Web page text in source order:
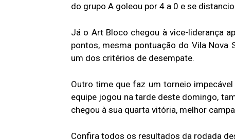
do grupo A goleou por 4 a 0 e se
Já o Art Bloco chegou à vice-liderança
pontos, mesma pontuação do Vila Nova
um dos critérios de desempate.
Outro time que faz um torneio
equipe jogou na tarde deste domingo,
chegou à sua quarta vitória, melhor
Confira todos os resultados da rodada